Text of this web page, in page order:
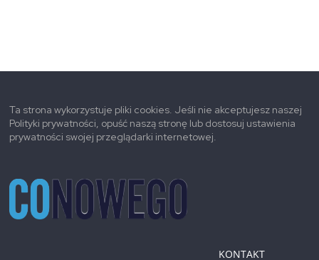
Ta strona wykorzystuje pliki cookies. Jeśli nie akceptujesz naszej
Polityki prywatności, opuść naszą stronę lub dostosuj ustawienia
prywatności swojej przeglądarki internetowej.
KONTAKT